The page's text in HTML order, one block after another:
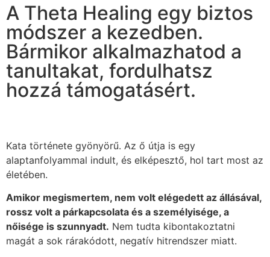
A Theta Healing egy biztos
módszer a kezedben.
Bármikor alkalmazhatod a
tanultakat, fordulhatsz
hozzá támogatásért.
Kata története gyönyörű. Az ő útja is egy
alaptanfolyammal indult, és elképesztő, hol tart most az
életében.
Amikor megismertem, nem volt elégedett az állásával,
rossz volt a párkapcsolata és a személyisége, a
nőisége is szunnyadt. Nem tudta kibontakoztatni
magát a sok rárakódott, negatív hitrendszer miatt.